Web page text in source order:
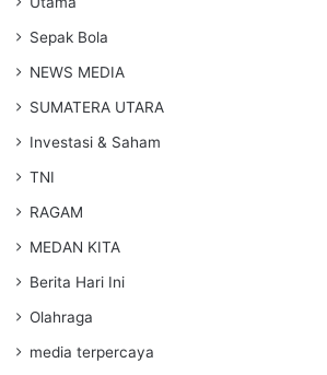
Sepak Bola
NEWS MEDIA
SUMATERA UTARA
Investasi & Saham
TNI
RAGAM
MEDAN KITA
Berita Hari Ini
Olahraga
media terpercaya